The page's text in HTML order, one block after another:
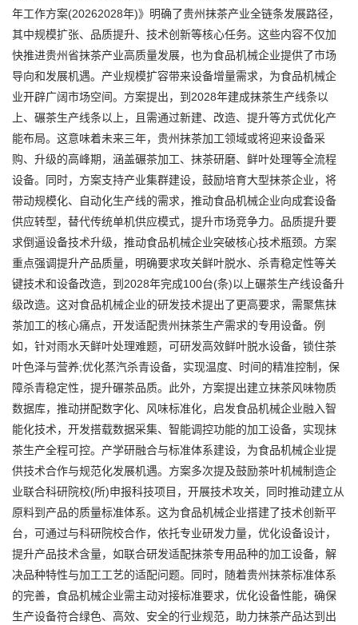
年工作方案(20262028年)》明确了贵州抹茶产业全链条发展路径，
其中规模扩张、品质提升、技术创新等核心任务。这些内容不仅加
快推进贵州省抹茶产业高质量发展，也为食品机械企业提供了市场
导向和发展机遇。产业规模扩容带来设备增量需求，为食品机械企
业开辟广阔市场空间。方案提出，到2028年建成抹茶生产线条以
上、碾茶生产线条以上，且需通过新建、改造、提升等方式优化产
能布局。这意味着未来三年，贵州抹茶加工领域或将迎来设备采
购、升级的高峰期，涵盖碾茶加工、抹茶研磨、鲜叶处理等全流程
设备。同时，方案支持产业集群建设，鼓励培育大型抹茶企业，将
带动规模化、自动化生产线的需求，推动食品机械企业向成套设备
供应转型，替代传统单机供应模式，提升市场竞争力。品质提升要
求倒逼设备技术升级，推动食品机械企业突破核心技术瓶颈。方案
重点强调提升产品质量，明确要求攻关鲜叶脱水、杀青稳定性等关
键技术和设备改造，到2028年完成100台(条)以上碾茶生产线设备升
级改造。这对食品机械企业的研发技术提出了更高要求，需聚焦抹
茶加工的核心痛点，开发适配贵州抹茶生产需求的专用设备。例
如，针对雨水天鲜叶处理难题，可研发高效鲜叶脱水设备，锁住茶
叶色泽与营养;优化蒸汽杀青设备，实现温度、时间的精准控制，保
障杀青稳定性，提升碾茶品质。此外，方案提出建立抹茶风味物质
数据库，推动拼配数字化、风味标准化，启发食品机械企业融入智
能化技术，开发搭载数据采集、智能调控功能的加工设备，实现抹
茶生产全程可控。产学研融合与标准体系建设，为食品机械企业提
供技术合作与规范化发展机遇。方案多次提及鼓励茶叶机械制造企
业联合科研院校(所)申报科技项目，开展技术攻关，同时推动建立从
原料到产品的质量标准体系。这为食品机械企业搭建了技术创新平
台，可通过与科研院校合作，依托专业研发力量，优化设备设计，
提升产品技术含量，如联合研发适配抹茶专用品种的加工设备，解
决品种特性与加工工艺的适配问题。同时，随着贵州抹茶标准体系
的完善，食品机械企业需主动对接标准要求，优化设备性能，确保
生产设备符合绿色、高效、安全的行业规范，助力抹茶产品达到出